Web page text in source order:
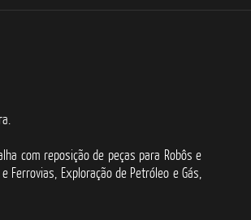
com reposição de peças para Robôs e
Exploração de Petróleo e Gás,